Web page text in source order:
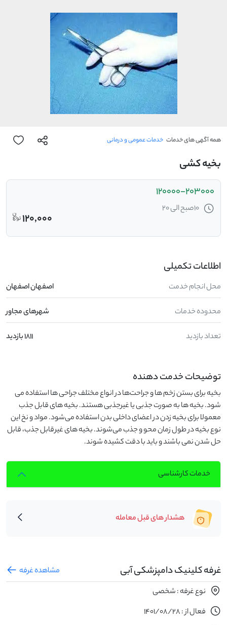
همه آگهی های خدمات خدمات عمومی و درمانی
بخیه کشی
120000-203000
10صبح الی 20
120,000
اطلاعات تکمیلی
محل انجام خدمت اصفهان اصفهان
محدوده خدمات شهرهای مجاور
تعداد بازدید 1811 بازدید
توضیحات خدمت دهنده
بخیه برای بستن زخم ها و جراحت‌ها در انواع مختلف جراحی ها استفاده می
شود. بخیه ها به صورت جذبی یا غیرجذبی هستند. بخیه های قابل جذب
معمولا برای بخیه زدن در اعضای داخلی بدن استفاده می‌شود. مواد و نخ این
نوع بخیه در طول زمان محو و جذب می‌شوند. بخیه های غیرقابل جذب، قابل
حل شدن نمی باشند و باید با دقت کشیده شوند.
خدمات کارشناسی
هشدار های قبل معامله
غرفه کلینیک دامپزشکی آبی
مشاهده غرفه
نوع غرفه : شخصی
فعال از : 1401/08/28